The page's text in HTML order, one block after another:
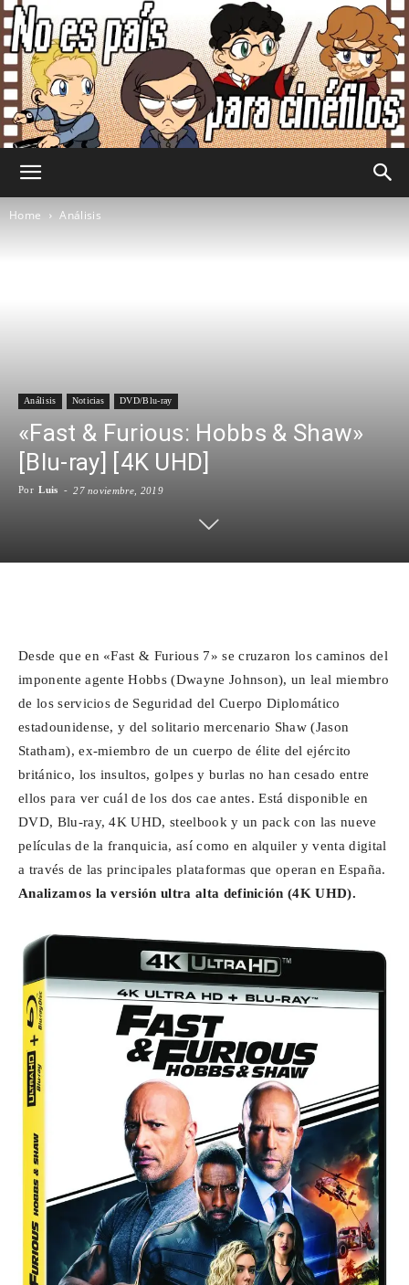
Para
Cinéfilos
Home Análisis
Análisis Noticias DVD/Blu-ray
«Fast & Furious: Hobbs & Shaw»
[Blu-ray] [4K UHD]
Por Luis - 27 noviembre, 2019
Desde que en «Fast & Furious 7» se cruzaron los caminos del
imponente agente Hobbs (Dwayne Johnson), un leal miembro
de los servicios de Seguridad del Cuerpo Diplomático
estadounidense, y del solitario mercenario Shaw (Jason
Statham), ex-miembro de un cuerpo de élite del ejército
británico, los insultos, golpes y burlas no han cesado entre
ellos para ver cuál de los dos cae antes. Está disponible en
DVD, Blu-ray, 4K UHD, steelbook y un pack con las nueve
películas de la franquicia, así como en alquiler y venta digital
a través de las principales plataformas que operan en España.
Analizamos la versión ultra alta definición (4K UHD).